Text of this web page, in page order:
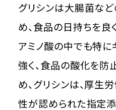
グリシンは大腸菌な
め、食品の日持ちを良
アミノ酸の中でも特
強く、食品の酸化を
め、グリシンは、厚生
性が認められた指定